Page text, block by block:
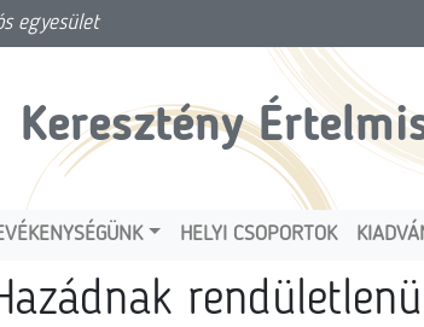
egyesület
Keresztény
HELYI CSOPORTOK
Hazádnak